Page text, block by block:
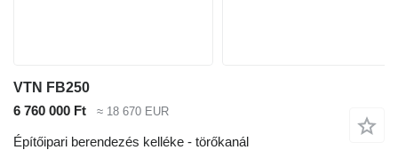
VTN FB250
6 760 000 Ft
≈ 18 670 EUR
Építőipari berendezés kelléke - törőkanál